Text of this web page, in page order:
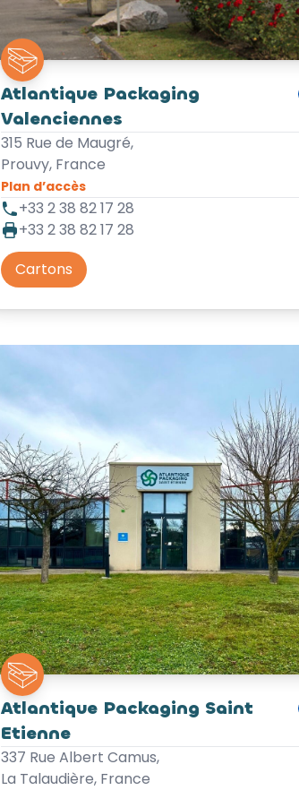
Atlantique Packaging
Valenciennes
315 Rue de Maugré,
Prouvy, France
Plan d’accès
+33 2 38 82 17 28
+33 2 38 82 17 28
Cartons
Atlantique Packaging Saint
Etienne
337 Rue Albert Camus,
La Talaudière, France